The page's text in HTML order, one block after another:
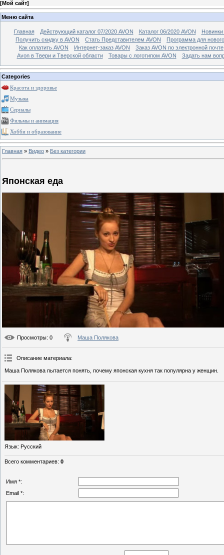
[Мой сайт]
Меню сайта
Главная Действующий каталог 07/2020 AVON Каталог 06/2020 AVON
Новинки
Получить скидку в AVON
Стать Представителем AVON
Программа для
Как оплатить AVON
Интернет-заказ AVON
Заказ AVON по электронной почте
Avon в Твери и Тверской области
Товары с логотипом AVON Задать нам
Categories
Красота и здоровье
Музыка
Сериалы
Фильмы и анимация
Хобби и образование
Главная » Видео » Без категории
Японская еда
Просмотры: 0 Маша Полякова
Описание материала:
Маша Полякова пытается понять, почему японская кухня так популярна у женщин.
Язык: Русский
Всего комментариев: 0
Имя *:
Email *: